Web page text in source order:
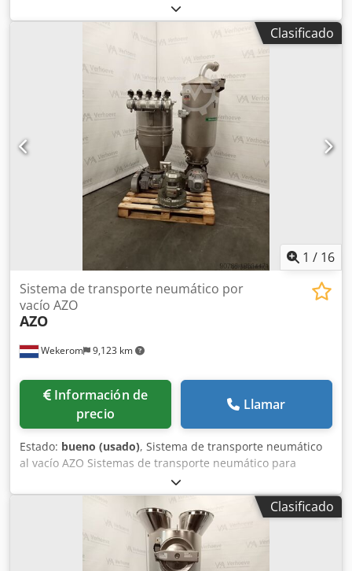
Dcsdpsx R A U Sjfx Apnsk Acero inoxidable Potencia del
motor: 1,3 kW Clasificación ATEX: Exe G1-3 Te 30
Capacidad: máx. 6000 KG/H según el tamaño del tamiz
Documentación disponible
Clasificado
1 / 16
Wekerom 9,123 km
Sistema de transporte neumático por
vacío AZO
AZO
Información de
precio
Llamar
Estado: bueno (usado), Sistema de transporte neumático
al vacío AZO Sistemas de transporte neumático para
materiales a granel granulados, en polvo y en terrones
Tolva de filtro al vacío con válvula dosificadora DMN150
Separador con válvula dosificadora DMN200
Dcodpfewyfyijx Apnok Bomba de vacío 3kW 2860 rpm -260
270 mbar Tubería de 50mm y 80mm Vea nuestros otros
anuncios VMA Wekerom
Clasificado